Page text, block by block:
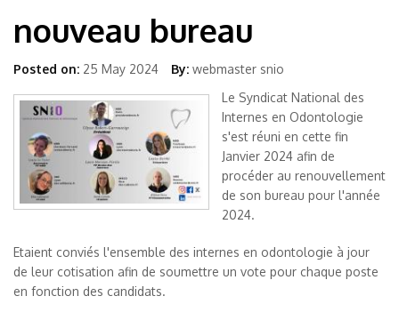
nouveau bureau
Posted on: 25 May 2024 By: webmaster snio
Le Syndicat National des
Internes en Odontologie
s'est réuni en cette fin
Janvier 2024 afin de
procéder au renouvellement
de son bureau pour l'année
2024.
Etaient conviés l'ensemble des internes en odontologie à jour
de leur cotisation afin de soumettre un vote pour chaque poste
en fonction des candidats.